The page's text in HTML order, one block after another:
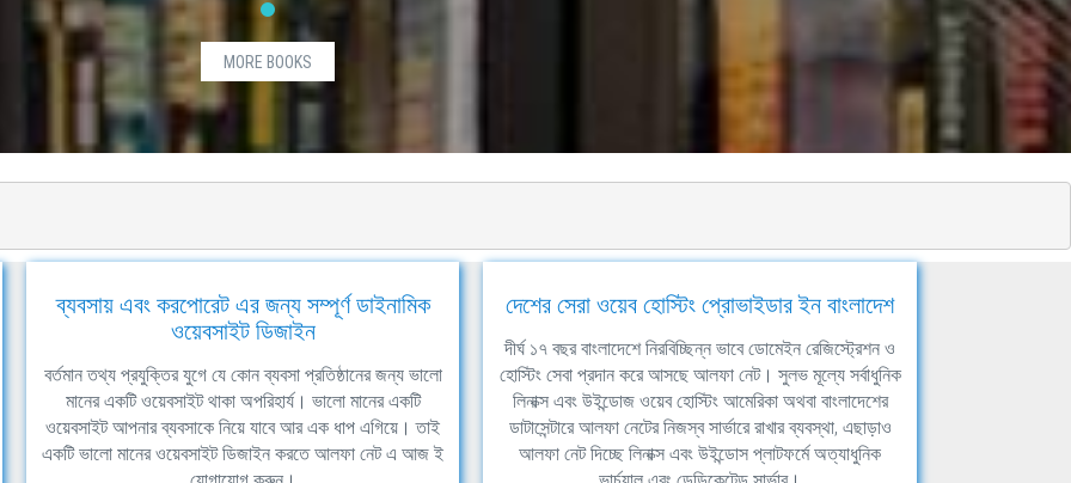
MORE BOOKS
ব্যবসায় এবং করপোরেট এর জন্য সম্পূর্ণ ডাইনামিক
ওয়েবসাইট ডিজাইন
বর্তমান তথ্য প্রযুক্তির যুগে যে কোন ব্যবসা প্রতিষ্ঠানের জন্য ভালো
মানের একটি ওয়েবসাইট থাকা অপরিহার্য। ভালো মানের একটি
ওয়েবসাইট আপনার ব্যবসাকে নিয়ে যাবে আর এক ধাপ এগিয়ে। তাই
একটি ভালো মানের ওয়েবসাইট ডিজাইন করতে আলফা নেট এ আজ ই
দেশের সেরা ওয়েব হোস্টিং প্রোভাইডার ইন বাংলাদেশ
দীর্ঘ ১৭ বছর বাংলাদেশে নিরবিচ্ছিন্ন ভাবে ডোমেইন রেজিস্ট্রেশন ও
হোস্টিং সেবা প্রদান করে আসছে আলফা নেট। সুলভ মূল্যে সর্বাধুনিক
লিনাক্স এবং উইন্ডোজ ওয়েব হোস্টিং আমেরিকা অথবা বাংলাদেশের
ডাটাসেন্টারে আলফা নেটের নিজস্ব সার্ভারে রাখার ব্যবস্থা, এছাড়াও
আলফা নেট দিচ্ছে লিনাক্স এবং উইন্ডোস প্লাটফর্মে অত্যাধুনিক